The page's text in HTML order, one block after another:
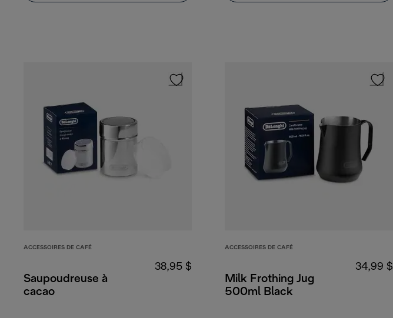
ACCESSOIRES DE CAFÉ
Saupoudreuse à
cacao
38,95 $
ACCESSOIRES DE CAFÉ
Milk Frothing Jug
500ml Black
34,99 $